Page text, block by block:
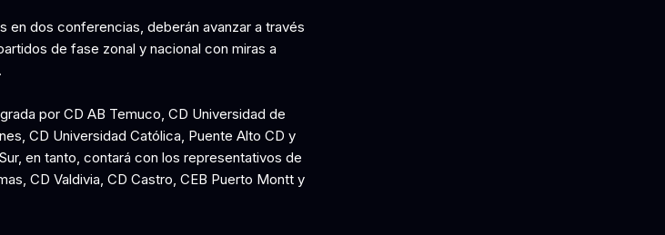
en dos conferencias, deberán avanzar a través
de fase zonal y nacional con miras a
por CD AB Temuco, CD Universidad de
CD Universidad Católica, Puente Alto CD y
en tanto, contará con los representativos de
CD Valdivia, CD Castro, CEB Puerto Montt y